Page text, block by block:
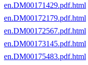
en.DM00171429.pdf.html
en.DM00172179.pdf.html
en.DM00172567.pdf.html
en.DM00173145.pdf.html
en.DM00175483.pdf.html